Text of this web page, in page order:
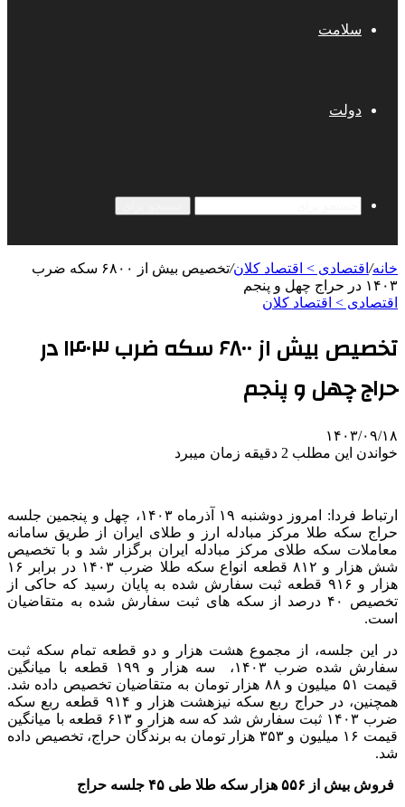
سلامت
دولت
خانه/ اقتصادی > اقتصاد کلان/
تخصیص بیش از ۶۸۰۰ سکه ضرب
۱۴۰۳ در حراج چهل و پنجم
اقتصادی > اقتصاد کلان
تخصیص بیش از ۶۸۰۰ سکه ضرب ۱۴۰۳ در
حراج چهل و پنجم
۱۴۰۳/۰۹/۱۸
خواندن این مطلب 2 دقیقه زمان میبرد
ارتباط فردا: امروز دوشنبه ۱۹ آذرماه ۱۴۰۳، چهل و پنجمین جلسه
حراج سکه طلا مرکز مبادله ارز و طلای ایران از طریق سامانه
معاملات سکه طلای مرکز مبادله ایران برگزار شد و با تخصیص
شش هزار و ۸۱۲ قطعه انواع سکه طلا ضرب ۱۴۰۳ در برابر ۱۶
هزار و ۹۱۶ قطعه ثبت سفارش شده به پایان رسید که حاکی از
تخصیص ۴۰ درصد از سکه های ثبت سفارش شده به متقاضیان
است.
در این جلسه، از مجموع هشت هزار و دو قطعه تمام سکه ثبت
سفارش شده ضرب ۱۴۰۳، سه هزار و ۱۹۹ قطعه با میانگین
قیمت ۵۱ میلیون و ۸۸ هزار تومان به متقاضیان تخصیص داده شد.
همچنین، در حراج ربع سکه نیزهشت هزار و ۹۱۴ قطعه ربع سکه
ضرب ۱۴۰۳ ثبت سفارش شد که سه هزار و ۶۱۳ قطعه با میانگین
قیمت ۱۶ میلیون و ۳۵۳ هزار تومان به برندگان حراج، تخصیص داده
شد.
فروش بیش از ۵۵۶ هزار سکه طلا طی ۴۵ جلسه حراج